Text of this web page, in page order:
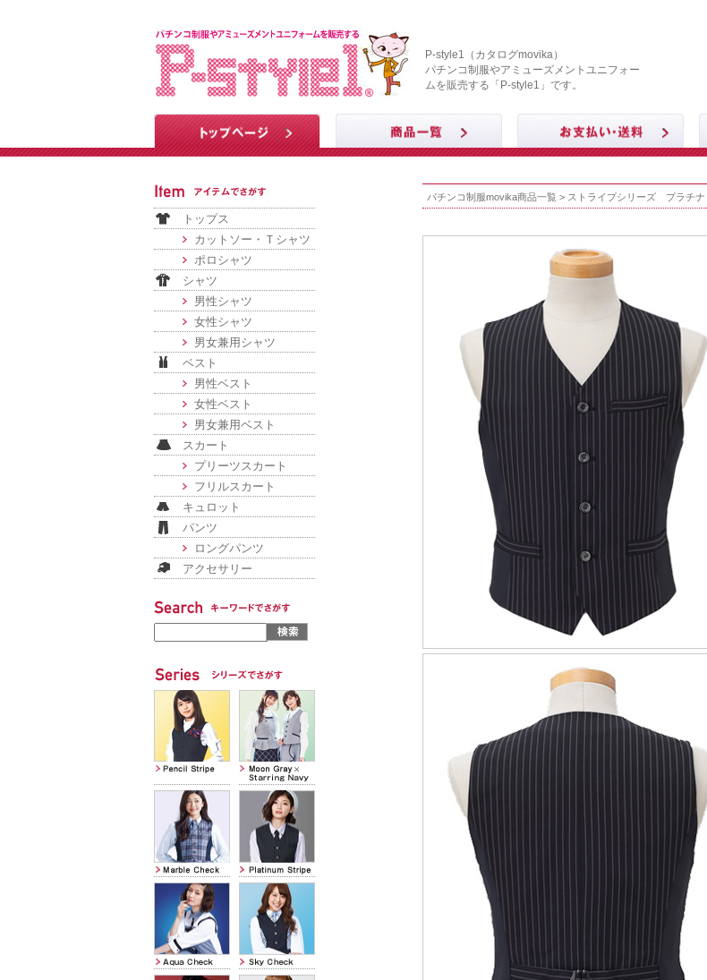
P-style1（カタログmovika）
パチンコ制服やアミューズメントユニフォー
ムを販売する「P-style1」です。
トップス
カットソー・Ｔシャツ
ポロシャツ
シャツ
男性シャツ
女性シャツ
男女兼用シャツ
ベスト
男性ベスト
女性ベスト
男女兼用ベスト
スカート
プリーツスカート
フリルスカート
キュロット
パンツ
ロングパンツ
アクセサリー
パチンコ制服movika商品一覧 > ストライプシリーズ プラチナ